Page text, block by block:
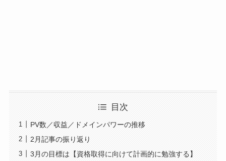
目次
PV数／収益／ドメインパワーの推移
2月記事の振り返り
3月の目標は【資格取得に向けて計画的に勉強する】